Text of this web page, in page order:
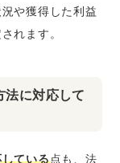
や獲得した利益
れます。
法に対応して
ている点も、法